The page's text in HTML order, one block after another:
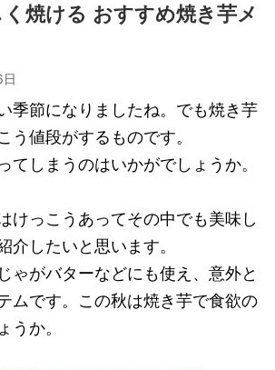
焼ける おすすめ焼き芋メ
季節になりましたね。でも焼き芋
う値段がするものです。
てしまうのはいかがでしょうか。
けっこうあってその中でも美味し
介したいと思います。
ゃがバターなどにも使え、意外と
ムです。この秋は焼き芋で食欲の
うか。